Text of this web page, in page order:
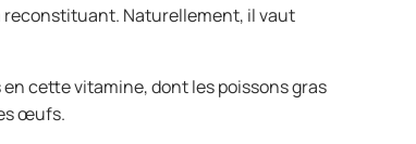
reconstituant. Naturellement, il vaut
cette vitamine, dont les poissons gras
œufs.